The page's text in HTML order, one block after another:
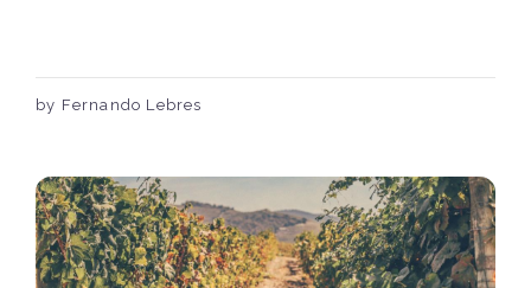
by Fernando Lebres